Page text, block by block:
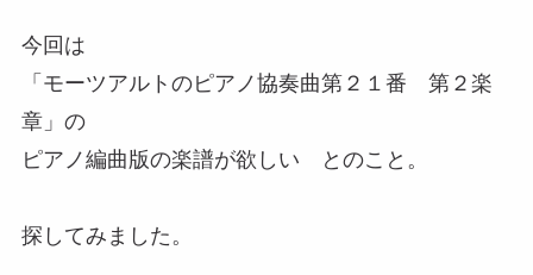
今回は
「モーツアルトのピアノ協奏曲第２１番 第２楽
章」の
ピアノ編曲版の楽譜が欲しい とのこと。
探してみました。